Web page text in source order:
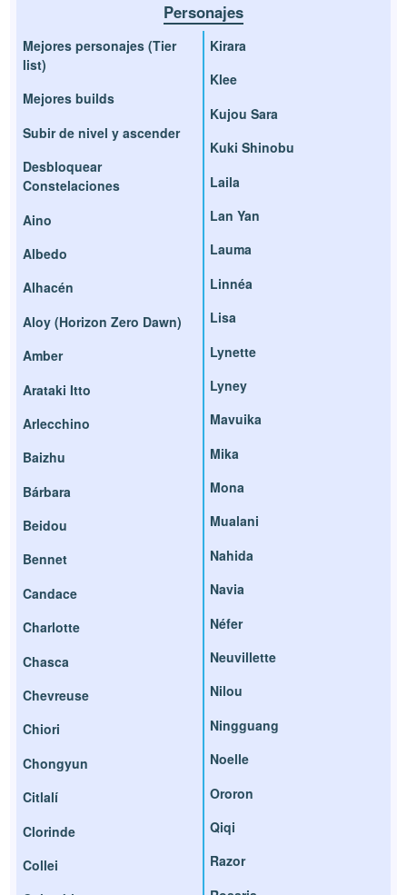
Personajes
Mejores personajes (Tier
list)
Mejores builds
Subir de nivel y ascender
Desbloquear
Constelaciones
Aino
Albedo
Alhacén
Aloy (Horizon Zero Dawn)
Amber
Arataki Itto
Arlecchino
Baizhu
Bárbara
Beidou
Bennet
Candace
Charlotte
Chasca
Chevreuse
Chiori
Chongyun
Citlalí
Clorinde
Collei
Kirara
Klee
Kujou Sara
Kuki Shinobu
Laila
Lan Yan
Lauma
Linnéa
Lisa
Lynette
Lyney
Mavuika
Mika
Mona
Mualani
Nahida
Navia
Néfer
Neuvillette
Nilou
Ningguang
Noelle
Ororon
Qiqi
Razor